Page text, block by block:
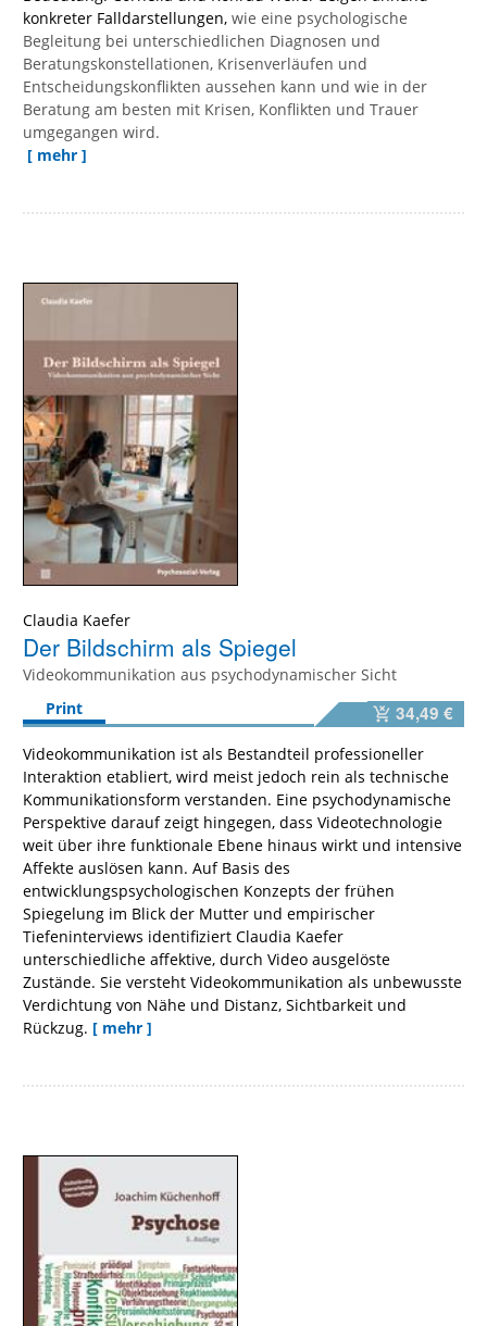
konkreter Falldarstellungen, wie eine psychologische
Begleitung bei unterschiedlichen Diagnosen und
Beratungskonstellationen, Krisenverläufen und
Entscheidungskonflikten aussehen kann und wie in der
Beratung am besten mit Krisen, Konflikten und Trauer
umgegangen wird.
[ mehr ]
Claudia Kaefer
Der Bildschirm als Spiegel
Videokommunikation aus psychodynamischer Sicht
Print
34,49 €
Videokommunikation ist als Bestandteil professioneller
Interaktion etabliert, wird meist jedoch rein als technische
Kommunikationsform verstanden. Eine psychodynamische
Perspektive darauf zeigt hingegen, dass Videotechnologie
weit über ihre funktionale Ebene hinaus wirkt und intensive
Affekte auslösen kann. Auf Basis des
entwicklungspsychologischen Konzepts der frühen
Spiegelung im Blick der Mutter und empirischer
Tiefeninterviews identifiziert Claudia Kaefer
unterschiedliche affektive, durch Video ausgelöste
Zustände. Sie versteht Videokommunikation als unbewusste
Verdichtung von Nähe und Distanz, Sichtbarkeit und
Rückzug. [ mehr ]